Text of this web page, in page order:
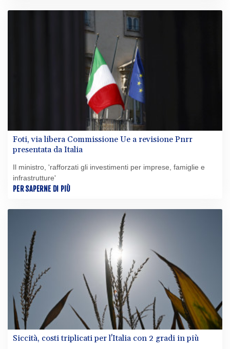
Foti, via libera Commissione Ue a revisione Pnrr
presentata da Italia
Il ministro, 'rafforzati gli investimenti per imprese, famiglie e
infrastrutture'
PER SAPERNE DI PIÙ
Siccità, costi triplicati per l'Italia con 2 gradi in più